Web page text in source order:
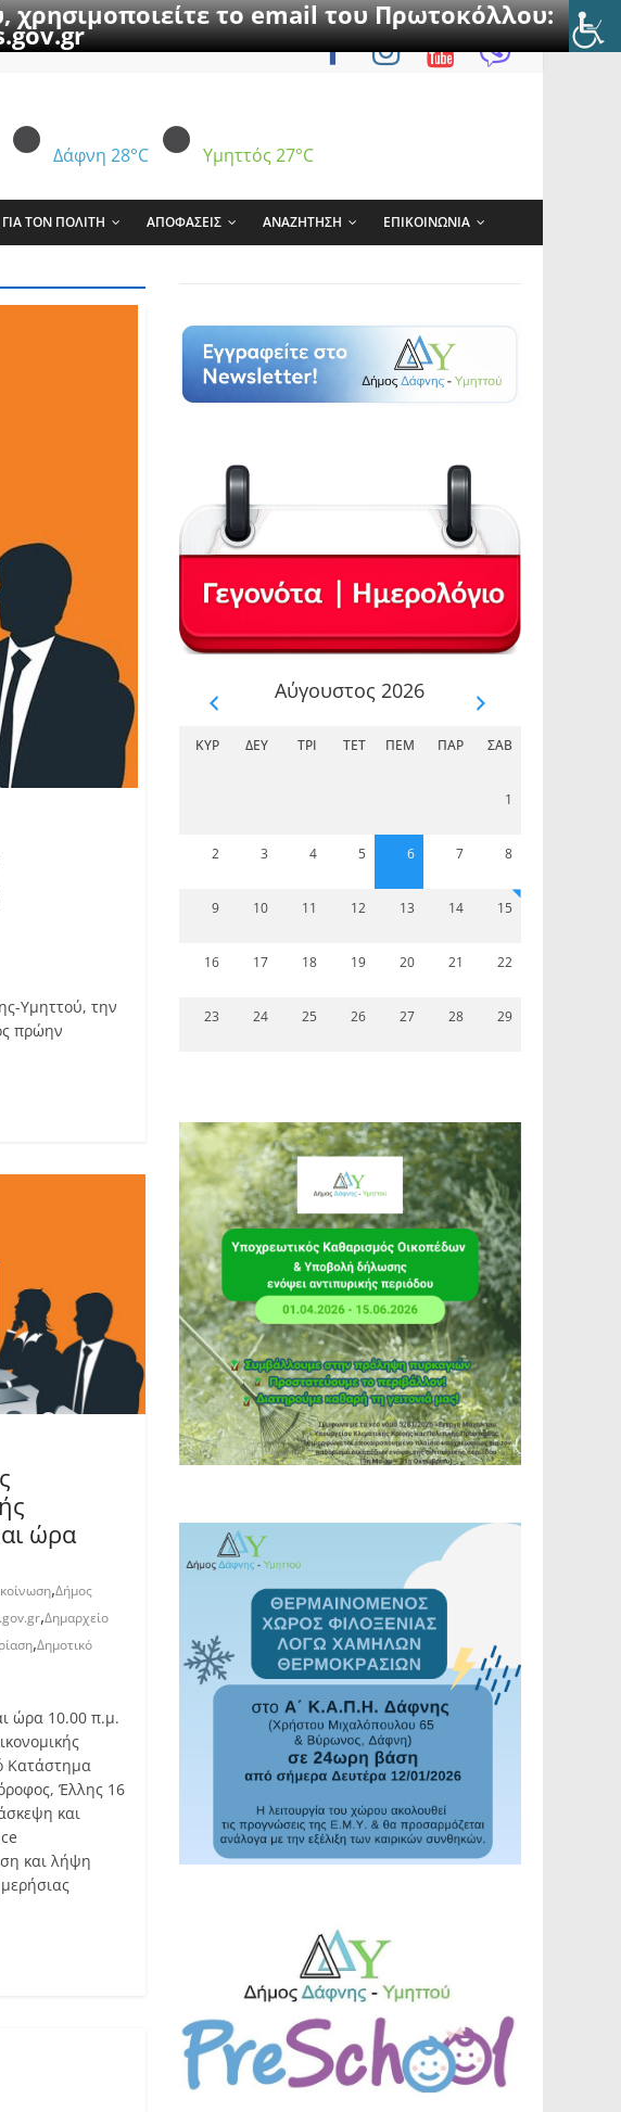
χρησιμοποιείτε το email του Πρωτοκόλλου:
Δάφνη 28°C Υμηττός 27°C
ΓΙΑ ΤΟΝ ΠΟΛΙΤΗ ΑΠΟΦΑΣΕΙΣ ΑΝΑΖΗΤΗΣΗ ΕΠΙΚΟΙΝΩΝΙΑ
Υμηττού, την
πρώην
ώρα
,Δήμος
,Δημαρχείο
,Δημοτικό
ώρα 10.00 π.μ.
Κατάστημα
Έλλης 16
και
και λήψη
Αύγουστος 2026
ΚΥΡ ΔΕΥ ΤΡΊ ΤΕΤ ΠΈΜ ΠΑΡ ΣΆΒ
1
2 3 4 5 6 7 8
9 10 11 12 13 14 15
16 17 18 19 20 21 22
23 24 25 26 27 28 29